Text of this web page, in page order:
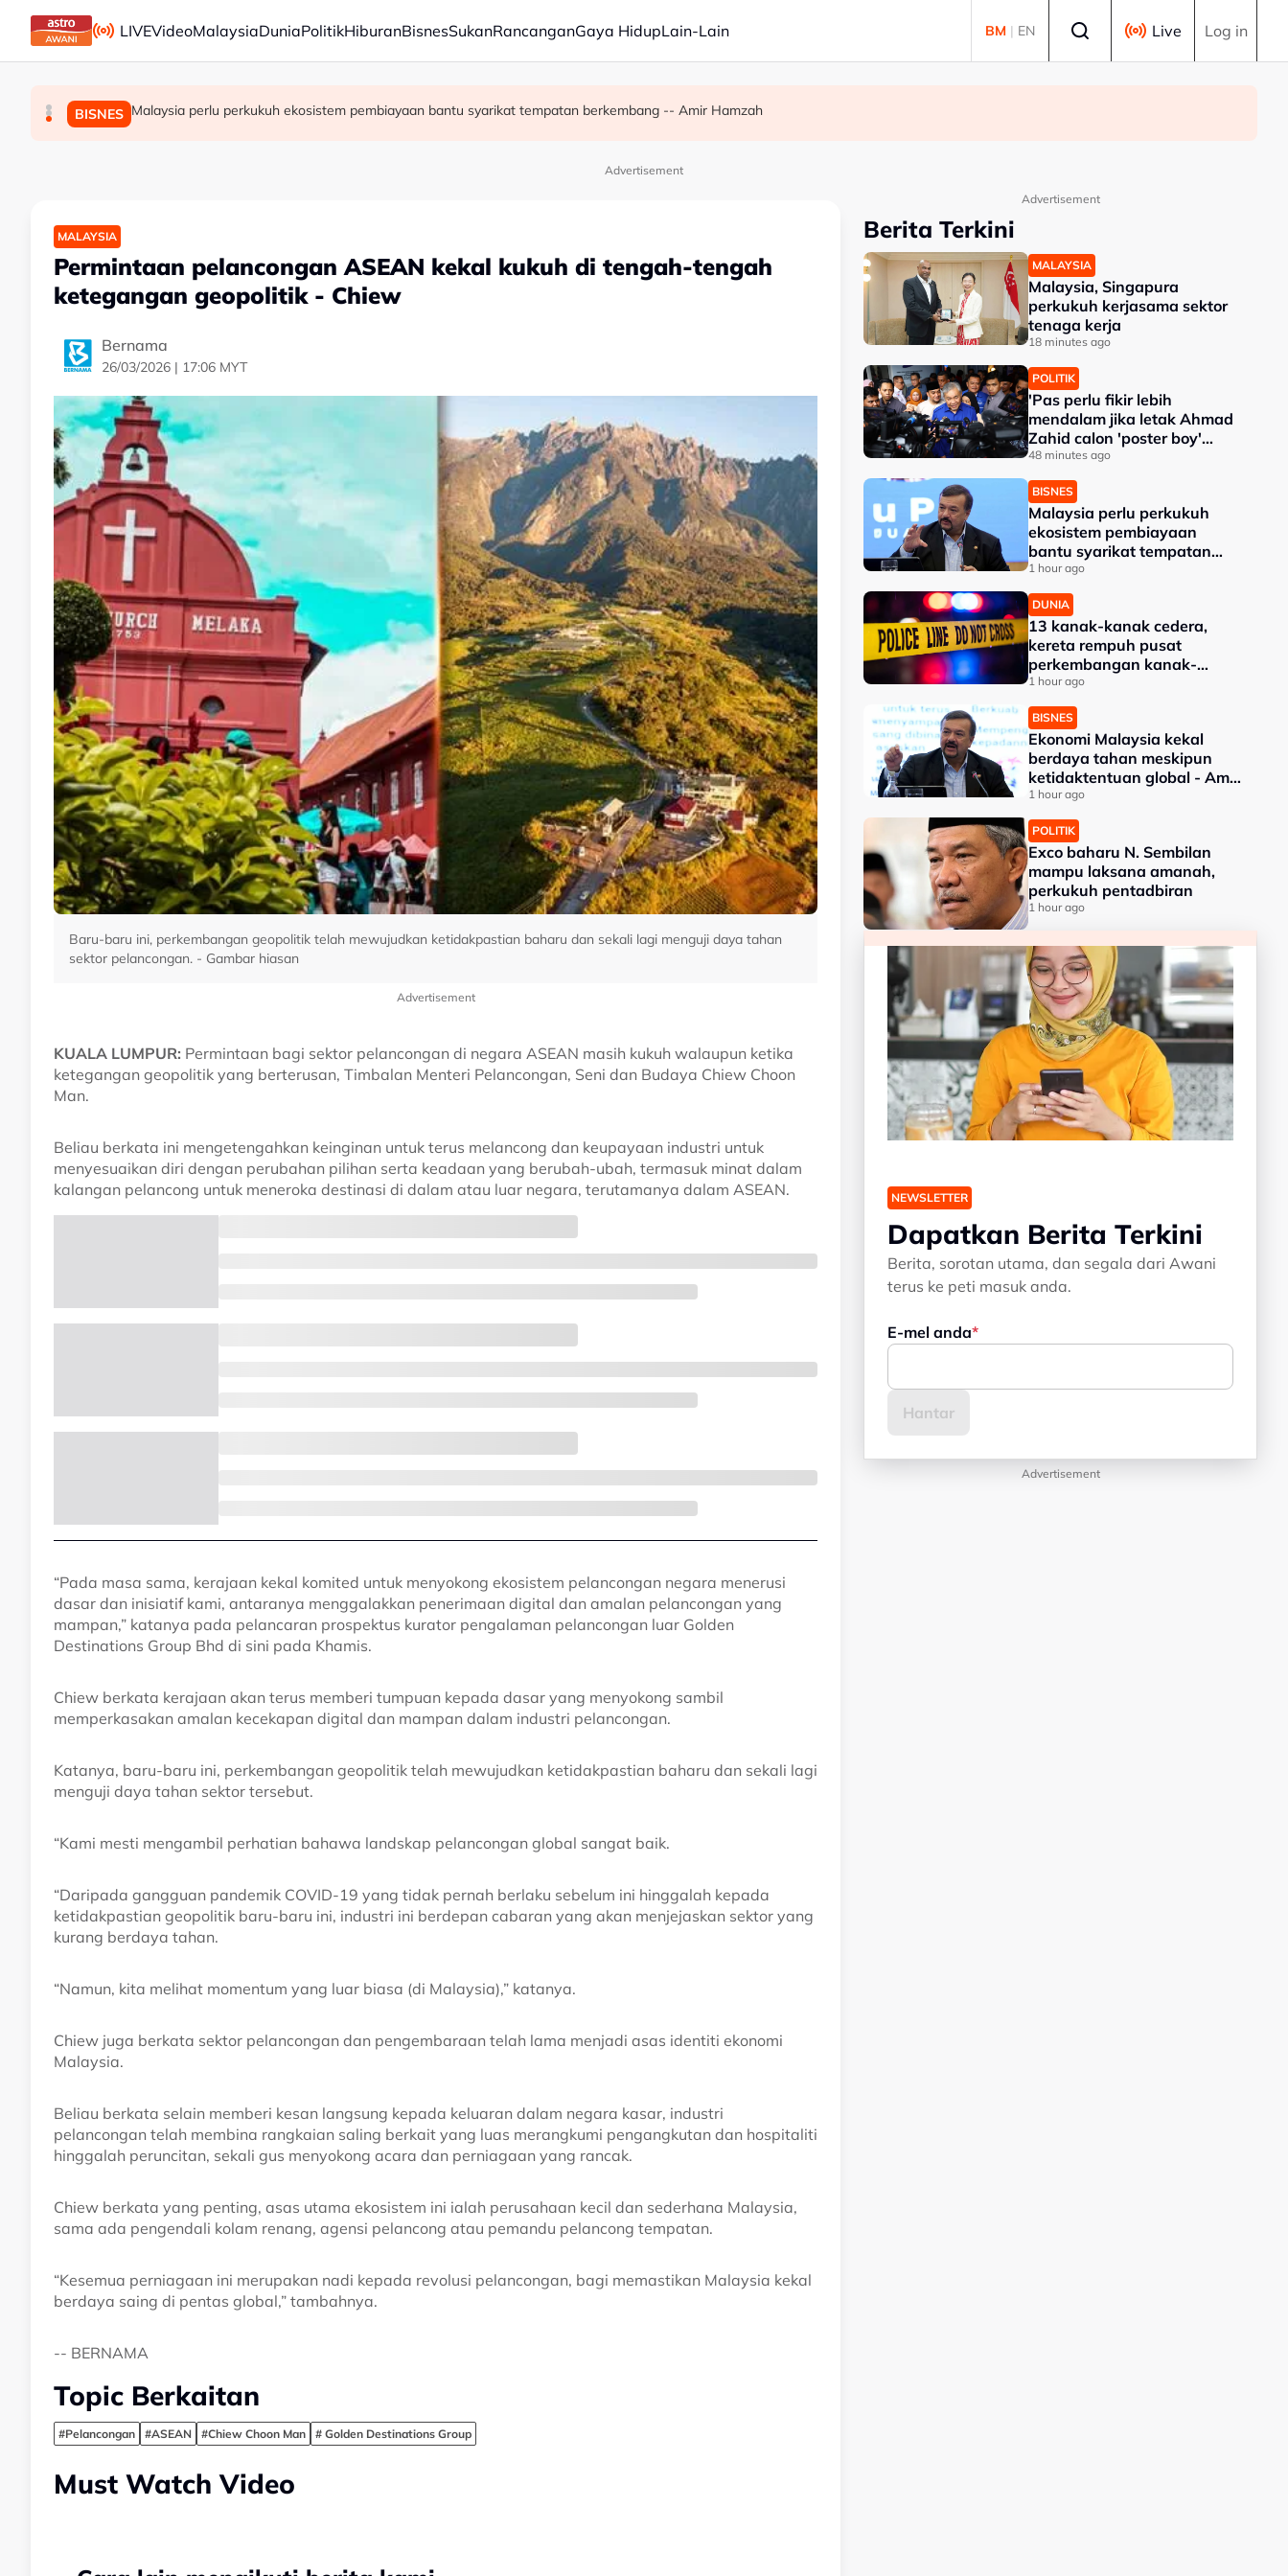
Skip to main content
LIVEVideoMalaysiaDuniaPolitikHiburanBisnesSukanRancanganGaya HidupLain-Lain BM | EN Live Log in
MALAYSIA Malaysia, Singapura perkukuh kerjasama sektor tenaga kerja
POLITIK 'Pas perlu fikir lebih mendalam jika letak Ahmad Zahid calon 'poster boy' PRU16' - Aktivis
BISNES Malaysia perlu perkukuh ekosistem pembiayaan bantu syarikat tempatan berkembang -- Amir Hamzah
Advertisement
MALAYSIA
Permintaan pelancongan ASEAN kekal kukuh di tengah-tengah
ketegangan geopolitik - Chiew
Bernama
26/03/2026 | 17:06 MYT
Baru-baru ini, perkembangan geopolitik telah mewujudkan ketidakpastian baharu dan sekali lagi menguji daya tahan
sektor pelancongan. - Gambar hiasan
Advertisement
KUALA LUMPUR: Permintaan bagi sektor pelancongan di negara ASEAN masih kukuh walaupun ketika
ketegangan geopolitik yang berterusan, Timbalan Menteri Pelancongan, Seni dan Budaya Chiew Choon
Man.
Beliau berkata ini mengetengahkan keinginan untuk terus melancong dan keupayaan industri untuk
menyesuaikan diri dengan perubahan pilihan serta keadaan yang berubah-ubah, termasuk minat dalam
kalangan pelancong untuk meneroka destinasi di dalam atau luar negara, terutamanya dalam ASEAN.
“Pada masa sama, kerajaan kekal komited untuk menyokong ekosistem pelancongan negara menerusi
dasar dan inisiatif kami, antaranya menggalakkan penerimaan digital dan amalan pelancongan yang
mampan,” katanya pada pelancaran prospektus kurator pengalaman pelancongan luar Golden
Destinations Group Bhd di sini pada Khamis.
Chiew berkata kerajaan akan terus memberi tumpuan kepada dasar yang menyokong sambil
memperkasakan amalan kecekapan digital dan mampan dalam industri pelancongan.
Katanya, baru-baru ini, perkembangan geopolitik telah mewujudkan ketidakpastian baharu dan sekali lagi
menguji daya tahan sektor tersebut.
“Kami mesti mengambil perhatian bahawa landskap pelancongan global sangat baik.
“Daripada gangguan pandemik COVID-19 yang tidak pernah berlaku sebelum ini hinggalah kepada
ketidakpastian geopolitik baru-baru ini, industri ini berdepan cabaran yang akan menjejaskan sektor yang
kurang berdaya tahan.
“Namun, kita melihat momentum yang luar biasa (di Malaysia),” katanya.
Chiew juga berkata sektor pelancongan dan pengembaraan telah lama menjadi asas identiti ekonomi
Malaysia.
Beliau berkata selain memberi kesan langsung kepada keluaran dalam negara kasar, industri
pelancongan telah membina rangkaian saling berkait yang luas merangkumi pengangkutan dan hospitaliti
hinggalah peruncitan, sekali gus menyokong acara dan perniagaan yang rancak.
Chiew berkata yang penting, asas utama ekosistem ini ialah perusahaan kecil dan sederhana Malaysia,
sama ada pengendali kolam renang, agensi pelancong atau pemandu pelancong tempatan.
“Kesemua perniagaan ini merupakan nadi kepada revolusi pelancongan, bagi memastikan Malaysia kekal
berdaya saing di pentas global,” tambahnya.
-- BERNAMA
Topic Berkaitan
#Pelancongan #ASEAN #Chiew Choon Man # Golden Destinations Group
Must Watch Video
Advertisement
Berita Terkini
MALAYSIA
Malaysia, Singapura
perkukuh kerjasama sektor
tenaga kerja
18 minutes ago
POLITIK
'Pas perlu fikir lebih
mendalam jika letak Ahmad
Zahid calon 'poster boy'
PRU16' - Aktivis
48 minutes ago
BISNES
Malaysia perlu perkukuh
ekosistem pembiayaan
bantu syarikat tempatan
berkembang -- Amir
Hamzah
1 hour ago
DUNIA
13 kanak-kanak cedera,
kereta rempuh pusat
perkembangan kanak-
kanak di Thailand
1 hour ago
BISNES
Ekonomi Malaysia kekal
berdaya tahan meskipun
ketidaktentuan global - Amir
Hamzah
1 hour ago
POLITIK
Exco baharu N. Sembilan
mampu laksana amanah,
perkukuh pentadbiran
1 hour ago
NEWSLETTER
Dapatkan Berita Terkini
Berita, sorotan utama, dan segala dari Awani
terus ke peti masuk anda.
E-mel anda
Advertisement